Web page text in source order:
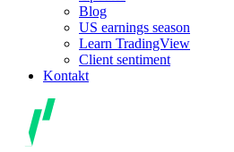
Blog
US earnings season
Learn TradingView
Client sentiment
Kontakt